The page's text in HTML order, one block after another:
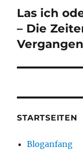
Nächster
Beitrag:
Las ich
– Die
STARTSEITEN
Bloganfang